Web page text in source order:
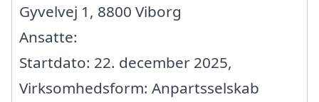
Gyvelvej 1, 8800 Viborg
Ansatte:
Startdato: 22. december 2025,
Virksomhedsform: Anpartsselskab